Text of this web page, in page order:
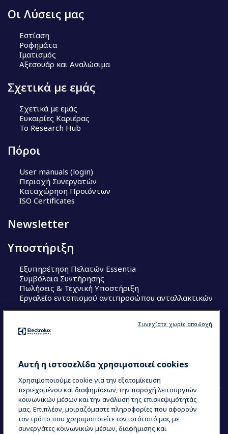
Οι Λύσεις μας
Εστίαση
Ροφημάτα
Ιματισμός
Αξεσουάρ και Αναλώσιμα
Σχετικά με εμάς
Σχετικά με εμάς
Ευκαιρίες Καριέρας
Το Research Hub
Πόροι
User manuals (login)
Περιοχή Συνεργατών
Καταχώρηση Προϊόντων
ISO Certificates
Newsletter
Υποστήριξη
Εξυπηρέτηση Πελατών Essentia
Συμβόλαια Συντήρησης
Πωλήσεις & Τεχνική Υποστήριξη
Εργαλείο εντοπισμού αντιπροσώπου ανταλλακτικών
Electrolux Professional Ακαδημία Chef
COUNTRY AND LANGUAGE
Η ΕΠΙΛΟΓΉ ΣΑΣ: ΕΛΛΗΝΙΚΆ
Αυτή η ιστοσελίδα χρησιμοποιεί cookies
Χρησιμοποιούμε cookie για την εξατομίκευση
περιεχομένου και διαφημίσεων, την παροχή λειτουργιών
κοινωνικών μέσων και την ανάλυση της επισκεψιμότητάς
μας. Επιπλέον, μοιραζόμαστε πληροφορίες που αφορούν
τον τρόπο που χρησιμοποιείτε τον ιστότοπό μας με
συνεργάτες κοινωνικών μέσων, διαφήμισης και
Συνεχίστε χωρίς αποδοχή